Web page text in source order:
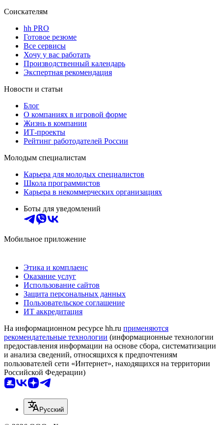
Соискателям
hh PRO
Готовое резюме
Все сервисы
Хочу у вас работать
Производственный календарь
Экспертная рекомендация
Новости и статьи
Блог
О компаниях в игровой форме
Жизнь в компании
ИТ-проекты
Рейтинг работодателей России
Молодым специалистам
Карьера для молодых специалистов
Школа программистов
Карьера в некоммерческих организациях
Боты для уведомлений
Мобильное приложение
Этика и комплаенс
Оказание услуг
Использование сайтов
Защита персональных данных
Пользовательское соглашение
ИТ аккредитация
На информационном ресурсе hh.ru применяются
рекомендательные технологии (информационные технологии
предоставления информации на основе сбора, систематизации
и анализа сведений, относящихся к предпочтениям
пользователей сети «Интернет», находящихся на территории
Российской Федерации)
Русский